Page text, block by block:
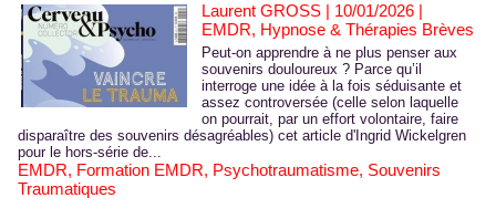
Laurent GROSS | 10/01/2026 |
EMDR, Hypnose & Thérapies Brèves
Peut-on apprendre à ne plus penser aux
souvenirs douloureux ? Parce qu’il
interroge une idée à la fois séduisante et
assez controversée (celle selon laquelle
on pourrait, par un effort volontaire, faire
disparaître des souvenirs désagréables) cet article d'Ingrid Wickelgren
pour le hors-série de...
EMDR, Formation EMDR, Psychotraumatisme, Souvenirs
Traumatiques